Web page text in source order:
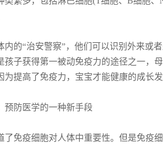
“治安警察”，他们可以识别外来或
孩子获得第一被动免疫力的途径之一，
为提高了免疫力，宝宝才能健康的成长发
防医学的一种新手段
疫细胞对人体中重要性。但是免疫